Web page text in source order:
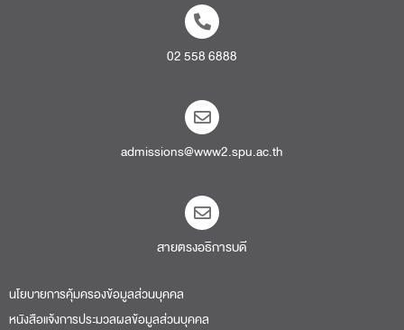
02 558 6888
admissions@www2.spu.ac.th
สายตรงอธิการบดี​
นโยบายการคุ้มครองข้อมูลส่วนบุคคล
หนังสือแจ้งการประมวลผลข้อมูลส่วนบุคคล